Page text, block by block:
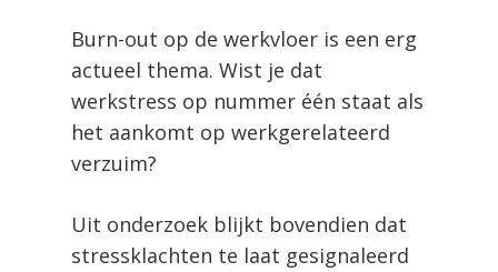
Burn-out op de werkvloer is een erg
actueel thema. Wist je dat
werkstress op nummer één staat als
het aankomt op werkgerelateerd
verzuim?
Uit onderzoek blijkt bovendien dat
stressklachten te laat gesignaleerd